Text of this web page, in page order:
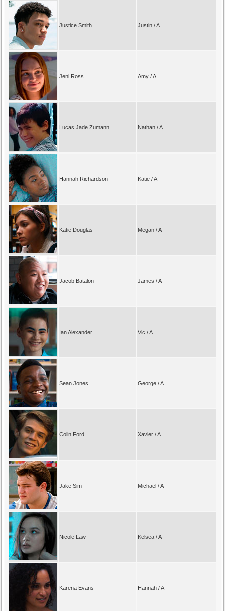
Justice Smith Justin / A
Jeni Ross Amy / A
Lucas Jade Zumann Nathan / A
Hannah Richardson Katie / A
Katie Douglas Megan / A
Jacob Batalon James / A
Ian Alexander Vic / A
Sean Jones George / A
Colin Ford Xavier / A
Jake Sim Michael / A
Nicole Law Kelsea / A
Karena Evans Hannah / A